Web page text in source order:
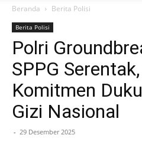
Beranda Berita Polisi
Berita Polisi
Polri
SPPG
Komitmen
Gizi Nasional
- 29 Desember 2025